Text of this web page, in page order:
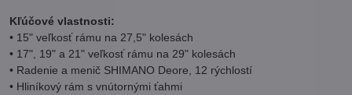
Kľúčové vlastnosti:
• 15" veľkosť rámu na 27,5" kolesách
• 17", 19" a 21" veľkosť rámu na 29" kolesách
• Radenie a menič SHIMANO Deore, 12 rýchlostí
• Hliníkový rám s vnútornými ťahmi